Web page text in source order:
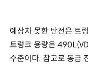
예상치 못한 반전은 트
트렁크 용량은
수준이다. 참고로 동급